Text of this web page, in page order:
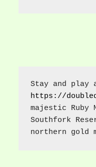
https://
majestic Ruby
Southfork
northern gold